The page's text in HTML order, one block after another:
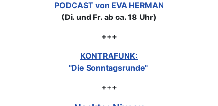
PODCAST von EVA HERMAN
(Di. und Fr. ab ca. 18 Uhr)
+++
KONTRAFUNK:
"Die Sonntagsrunde"
+++